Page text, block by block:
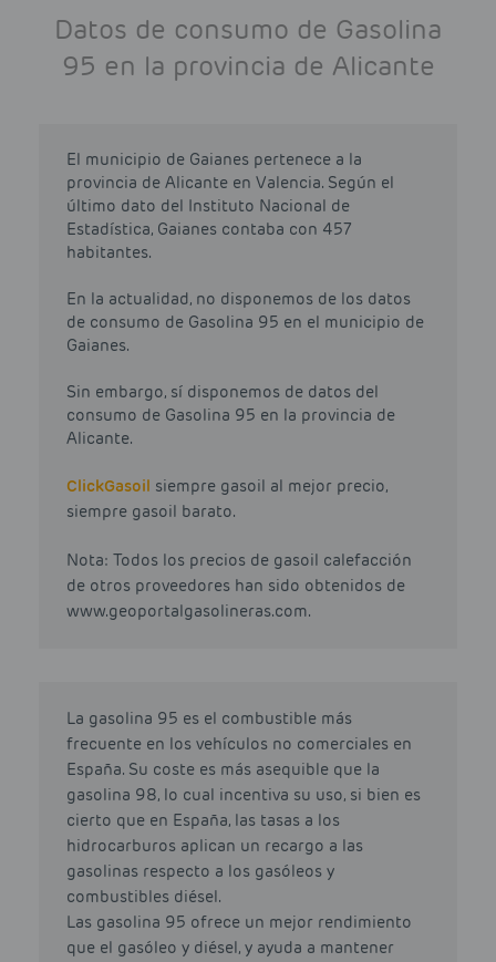
Datos de consumo de Gasolina
95 en la provincia de Alicante
El municipio de Gaianes pertenece a la
provincia de Alicante en Valencia. Según el
último dato del Instituto Nacional de
Estadística, Gaianes contaba con 457
habitantes.
En la actualidad, no disponemos de los datos
de consumo de Gasolina 95 en el municipio de
Gaianes.
Sin embargo, sí disponemos de datos del
consumo de Gasolina 95 en la provincia de
Alicante.
ClickGasoil siempre gasoil al mejor precio,
siempre gasoil barato.
Nota: Todos los precios de gasoil calefacción
de otros proveedores han sido obtenidos de
www.geoportalgasolineras.com.
La gasolina 95 es el combustible más
frecuente en los vehículos no comerciales en
España. Su coste es más asequible que la
gasolina 98, lo cual incentiva su uso, si bien es
cierto que en España, las tasas a los
hidrocarburos aplican un recargo a las
gasolinas respecto a los gasóleos y
combustibles diésel.
Las gasolina 95 ofrece un mejor rendimiento
que el gasóleo y diésel, y ayuda a mantener